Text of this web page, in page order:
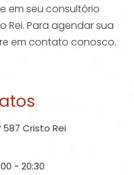
em seu consultório
Rei. Para agendar sua
em contato conosco.
587 Cristo Rei
- 20:30